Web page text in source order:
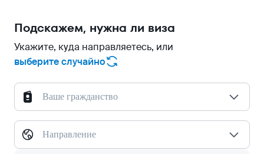
Подскажем, нужна ли виза
Укажите, куда направляетесь, или
выберите случайно
Ваше гражданство
Направление